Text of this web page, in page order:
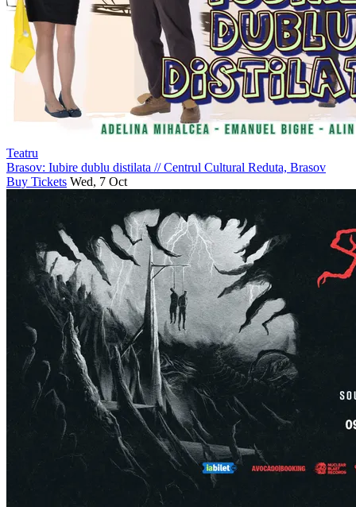
Teatru
Brasov: Iubire dublu distilata //Centrul Cultural Reduta, Brasov
Buy Tickets Wed, 7 Oct